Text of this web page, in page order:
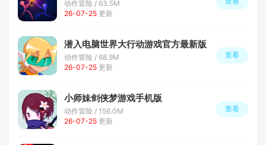
动作冒险 / 63.5M
26-07-25 更新
潜入电脑世界大行动游戏官方最新版
动作冒险 / 68.9M
26-07-25 更新
查看
小师妹剑侠梦游戏手机版
动作冒险 / 156.0M
26-07-25 更新
查看